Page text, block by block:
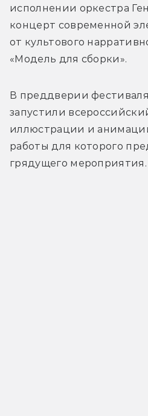
исполнении оркестра
концерт современной
от культового
«Модель для сборки».
В преддверии
запустили
иллюстрации и
работы для которого
грядущего мероприятия.